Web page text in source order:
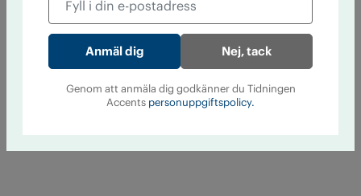
Nej, tack
Genom att anmäla dig godkänner du Tidningen
Accents personuppgiftspolicy.